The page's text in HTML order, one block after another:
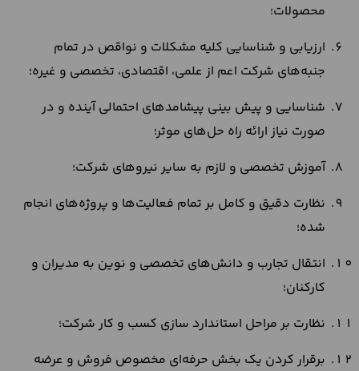
محصولات؛
ارزیابی و شناسایی کلیه مشکلات و نواقص در تمام
جنبه‌های شرکت اعم از علمی، اقتصادی، تخصصی و غیره؛
شناسایی و پیش بینی پیشامدهای احتمالی آینده و در
صورت نیاز ارائه راه‌ حل‌های موثر؛
آموزش تخصصی و لازم به سایر نیروهای شرکت؛
نظارت دقیق و کامل بر تمام فعالیت‌ها و پروژه‌های انجام
شده؛
انتقال تجارب و دانش‌های تخصصی و نوین به مدیران و
کارکنان؛
نظارت بر مراحل‌ استاندارد سازی کسب و کار شرکت؛
برقرار کردن یک بخش حرفه‌ای مخصوص فروش و عرضه